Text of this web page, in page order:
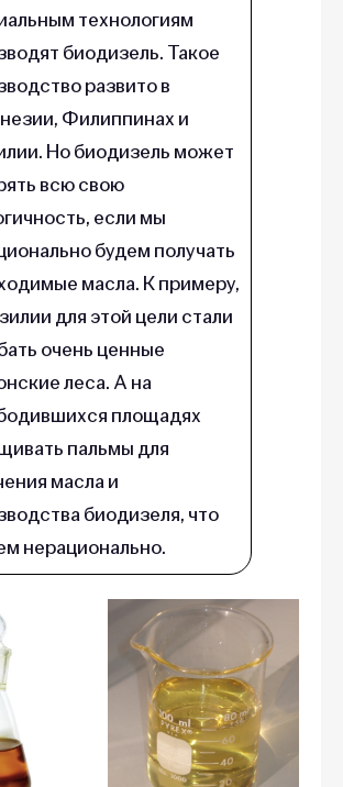
технологиям
биодизель. Такое
развито в
Филиппинах и
Но биодизель может
всю свою
если мы
будем получать
масла. К примеру,
для этой цели стали
очень ценные
леса. А на
площадях
пальмы для
масла и
биодизеля, что
нерационально.